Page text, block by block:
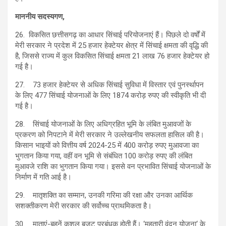
माननीय सदस्यगण,
26. विकसित छत्तीसगढ़ का आधार सिंचाई परियोजनाएं हैं। पिछले दो वर्षों में
मेरी सरकार ने प्रदेश में 25 हजार हेक्टेयर क्षेत्र में सिंचाई क्षमता की वृद्धि की
है, जिससे राज्य में कुल विकसित सिंचाई क्षमता 21 लाख 76 हजार हेक्टेयर हो
गई है।
27. 73 हजार हेक्टेयर से अधिक सिंचाई सुविधा में विस्तार एवं पुनर्स्थापन
के लिए 477 सिंचाई योजनाओं के लिए 1874 करोड़ रुपए की स्वीकृति भी दी
गई है।
28. सिंचाई योजनाओं के लिए अधिग्रहित भूमि के लंबित मुआवजों के
प्रकरण को निपटाने में मेरी सरकार ने उल्लेखनीय सफलता हासिल की है।
किसान भाइयों को वित्तीय वर्ष 2024-25 में 400 करोड़ रुपए मुआवजा का
भुगतान किया गया, वहीं वन भूमि से संबंधित 100 करोड़ रुपए की लंबित
मुआवजे राशि का भुगतान किया गया। इससे वन प्रभावित सिंचाई योजनाओं के
निर्माण में गति आई है।
29. मातृशक्ति का सम्मान, उनकी गरिमा की रक्षा और उनका आर्थिक
सशक्तीकरण मेरी सरकार की सर्वोच्च प्राथमिकता है।
30. माताएं-बहनें कुशल बजट प्रबंधक होती हैं। ‘महतारी वंदन योजना‘ के